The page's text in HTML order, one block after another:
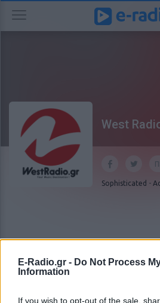
E-Radio.gr - Do Not Process
Information
If you wish to opt-out of the sale,
West
Sophisticated -